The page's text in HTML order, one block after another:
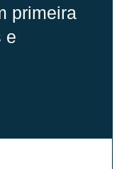
primeira
e